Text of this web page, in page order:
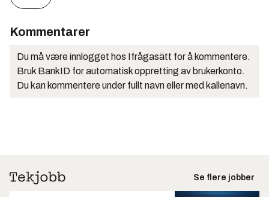
Kommentarer
Du må være innlogget hos Ifrågasätt for å kommentere.
Bruk BankID for automatisk oppretting av brukerkonto.
Du kan kommentere under fullt navn eller med kallenavn.
Se flere jobber